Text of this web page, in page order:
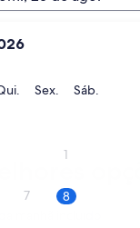
Quinta-
Sex. Sexta-
Sáb.
1
7 8